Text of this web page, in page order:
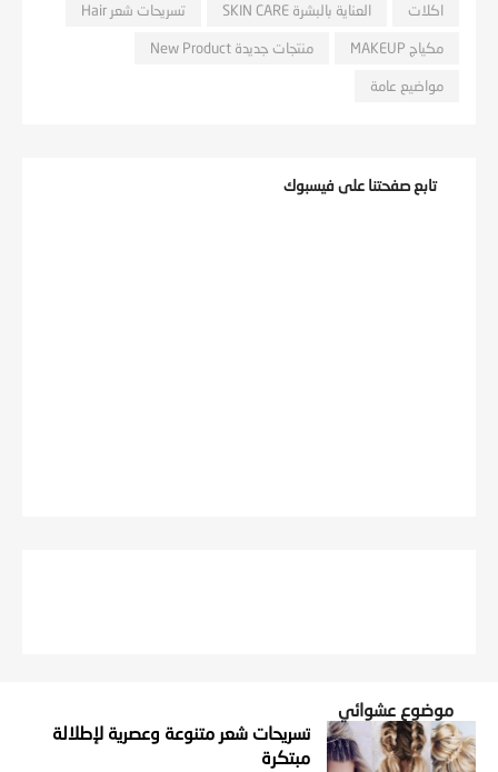
اكلات العناية بالبشرة SKIN CARE تسريحات شعر Hair
مكياج MAKEUP منتجات جديدة New Product
مواضيع عامة
تابع صفحتنا على فيسبوك
موضوع عشوائي
تسريحات شعر متنوعة وعصرية لإطلالة
مبتكرة